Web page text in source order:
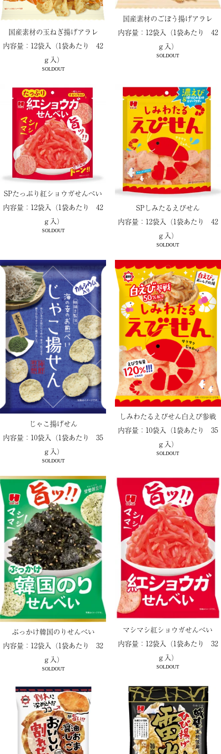
国産素材の玉ねぎ揚げアラレ
内容量：12袋入（1袋あたり 42
ｇ入）
SOLDOUT
国産素材のごぼう揚げアラレ
内容量：12袋入（1袋あたり 42
ｇ入）
SOLDOUT
SPたっぷり紅ショウガせんべい
内容量：12袋入（1袋あたり 42
ｇ入）
SOLDOUT
SPしみたるえびせん
内容量：12袋入（1袋あたり 42
ｇ入）
SOLDOUT
じゃこ揚げせん
内容量：10袋入（1袋あたり 35
ｇ入）
SOLDOUT
しみわたるえびせん白えび参戦
内容量：10袋入（1袋あたり 35
ｇ入）
SOLDOUT
ぶっかけ韓国のりせんべい
内容量：12袋入（1袋あたり 32
ｇ入）
SOLDOUT
マシマシ紅ショウガせんべい
内容量：12袋入（1袋あたり 32
ｇ入）
SOLDOUT